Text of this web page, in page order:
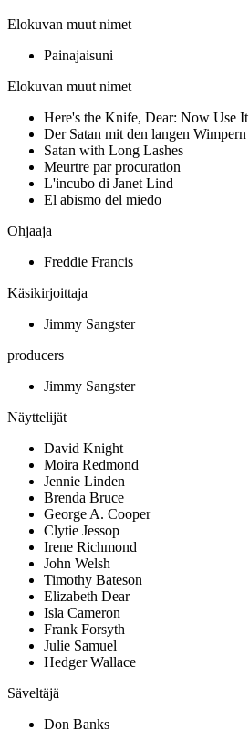
Elokuvan muut nimet
Painajaisuni
Elokuvan muut nimet
Here's the Knife, Dear: Now Use It
Der Satan mit den langen Wimpern
Satan with Long Lashes
Meurtre par procuration
L'incubo di Janet Lind
El abismo del miedo
Ohjaaja
Freddie Francis
Käsikirjoittaja
Jimmy Sangster
producers
Jimmy Sangster
Näyttelijät
David Knight
Moira Redmond
Jennie Linden
Brenda Bruce
George A. Cooper
Clytie Jessop
Irene Richmond
John Welsh
Timothy Bateson
Elizabeth Dear
Isla Cameron
Frank Forsyth
Julie Samuel
Hedger Wallace
Säveltäjä
Don Banks